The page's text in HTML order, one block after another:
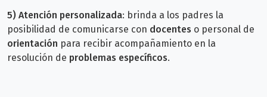
5) Atención personalizada: brinda a los padres la
posibilidad de comunicarse con docentes o personal de
orientación para recibir acompañamiento en la
resolución de problemas específicos.